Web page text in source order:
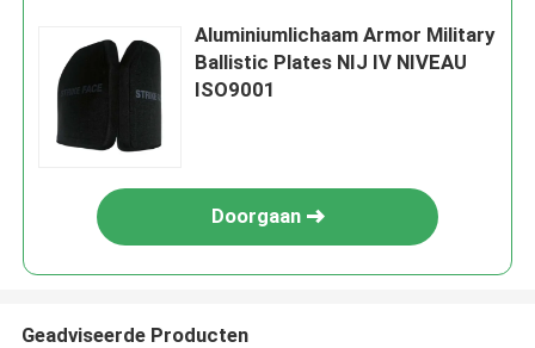
Aluminiumlichaam Armor Military
Ballistic Plates NIJ IV NIVEAU
ISO9001
Doorgaan
Geadviseerde Producten